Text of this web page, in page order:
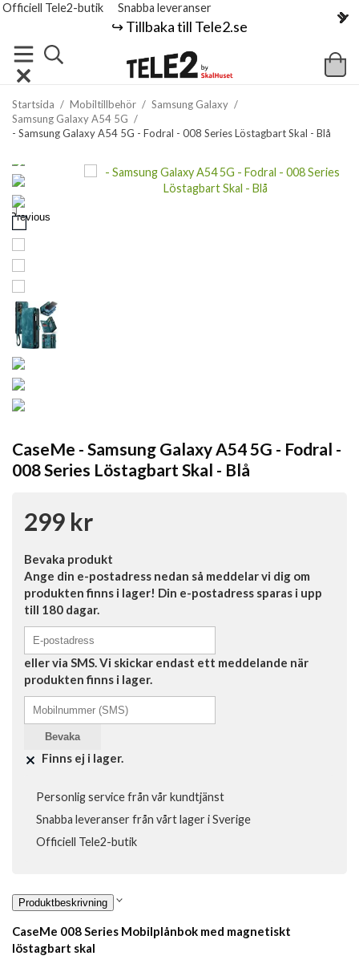
Officiell Tele2-butik Snabba leveranser
↪️ Tillbaka till Tele2.se
Startsida / Mobiltillbehör / Samsung Galaxy /
Samsung Galaxy A54 5G /
- Samsung Galaxy A54 5G - Fodral - 008 Series Löstagbart Skal - Blå
Previous
Next
CaseMe - Samsung Galaxy A54 5G - Fodral -
008 Series Löstagbart Skal - Blå
299 kr
Bevaka produkt
Ange din e-postadress nedan så meddelar vi dig om
produkten finns i lager! Din e-postadress sparas i upp
till 180 dagar.
eller via SMS. Vi skickar endast ett meddelande när
produkten finns i lager.
Bevaka
Finns ej i lager.
Personlig service från vår kundtjänst
Snabba leveranser från vårt lager i Sverige
Officiell Tele2-butik
Produktbeskrivning
CaseMe 008 Series Mobilplånbok med magnetiskt
löstagbart skal